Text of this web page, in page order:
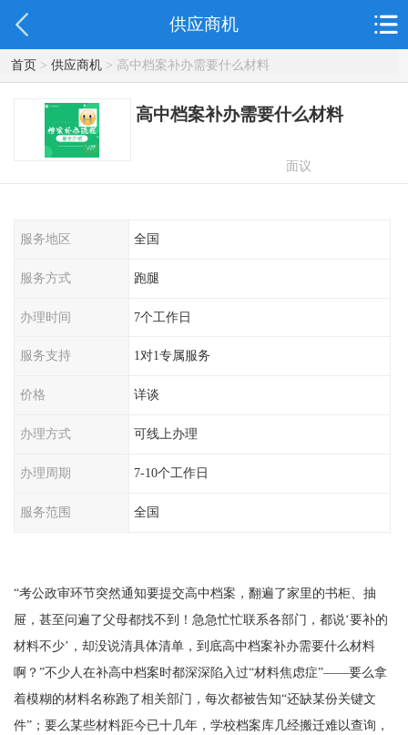
供应商机
首页> 供应商机> 高中档案补办需要什么材料
高中档案补办需要什么材料
面议
服务地区 全国
服务方式 跑腿
办理时间 7个工作日
服务支持 1对1专属服务
价格 详谈
办理方式 可线上办理
办理周期 7-10个工作日
服务范围 全国
“考公政审环节突然通知要提交高中档案，翻遍了家里的书柜、抽
屉，甚至问遍了父母都找不到！急急忙忙联系各部门，都说‘要补的
材料不少’，却没说清具体清单，到底高中档案补办需要什么材料
啊？”不少人在补高中档案时都深深陷入过“材料焦虑症”——要么拿
着模糊的材料名称跑了相关部门，每次都被告知“还缺某份关键文
件”；要么某些材料距今已十几年，学校档案库几经搬迁难以查询，